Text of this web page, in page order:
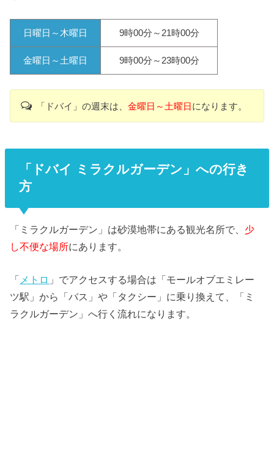
日曜日～木曜日 9時00分～21時00分
金曜日～土曜日 9時00分～23時00分
「ドバイ」の週末は、 金曜日～土曜日になります。
「ドバイ ミラクルガーデン」への行き
方
「ミラクルガーデン」は砂漠地帯にある観光名所で、 少
し不便な場所にあります。
「 メトロ 」でアクセスする場合は「モールオブエミレー
ツ駅」から「バス」や「タクシー」に乗り換えて、「ミ
ラクルガーデン」へ行く流れになります。